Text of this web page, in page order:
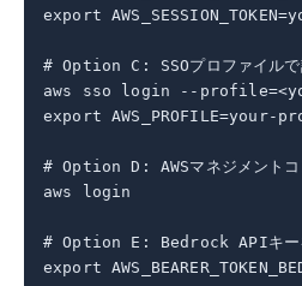
export
# Option C: SSOプロファイルで
aws sso login --
export AWS_PROFILE=your-
# Option D: AWSマネジメント
aws login
# Option E: Bedrock APIキーを
export